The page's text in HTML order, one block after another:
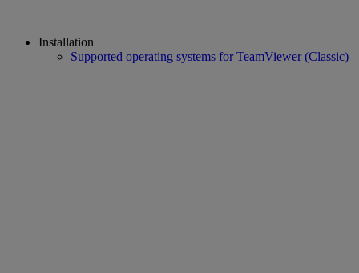
Installation
Supported operating systems for TeamViewer (Classic)